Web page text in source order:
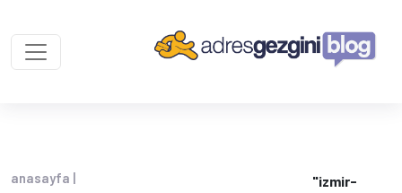
anasayfa |
"izmir-